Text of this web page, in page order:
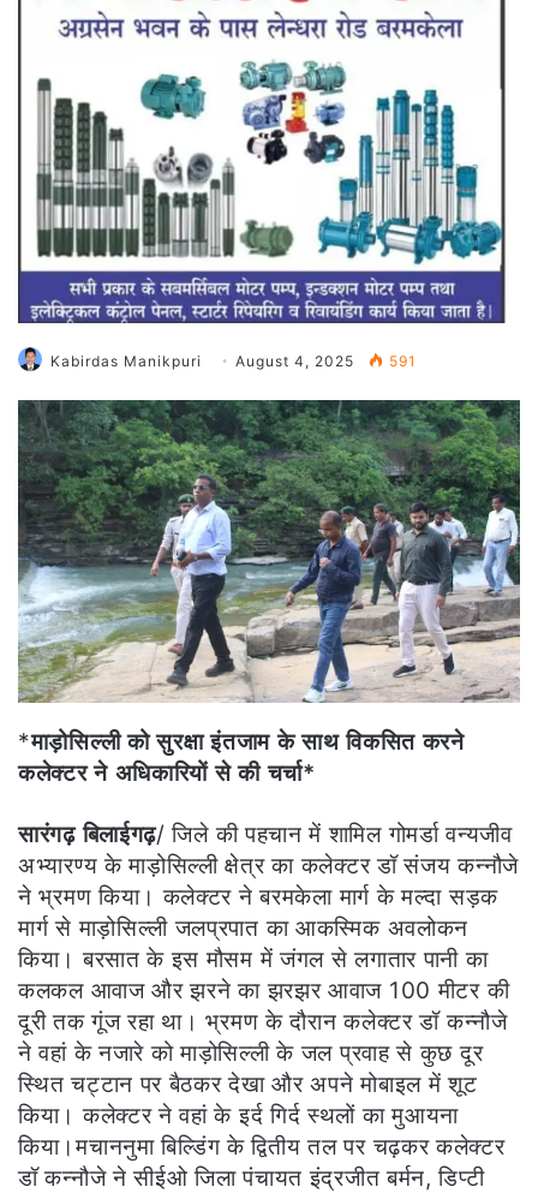
Kabirdas Manikpuri August 4, 2025 591
*माड़ोसिल्ली को सुरक्षा इंतजाम के साथ विकसित करने
कलेक्टर ने अधिकारियों से की चर्चा*
सारंगढ़ बिलाईगढ़/ जिले की पहचान में शामिल गोमर्डा वन्यजीव
अभ्यारण्य के माड़ोसिल्ली क्षेत्र का कलेक्टर डॉ संजय कन्नौजे
ने भ्रमण किया। कलेक्टर ने बरमकेला मार्ग के मल्दा सड़क
मार्ग से माड़ोसिल्ली जलप्रपात का आकस्मिक अवलोकन
किया। बरसात के इस मौसम में जंगल से लगातार पानी का
कलकल आवाज और झरने का झरझर आवाज 100 मीटर की
दूरी तक गूंज रहा था। भ्रमण के दौरान कलेक्टर डॉ कन्नौजे
ने वहां के नजारे को माड़ोसिल्ली के जल प्रवाह से कुछ दूर
स्थित चट्टान पर बैठकर देखा और अपने मोबाइल में शूट
किया। कलेक्टर ने वहां के इर्द गिर्द स्थलों का मुआयना
किया।मचाननुमा बिल्डिंग के द्वितीय तल पर चढ़कर कलेक्टर
डॉ कन्नौजे ने सीईओ जिला पंचायत इंद्रजीत बर्मन, डिप्टी